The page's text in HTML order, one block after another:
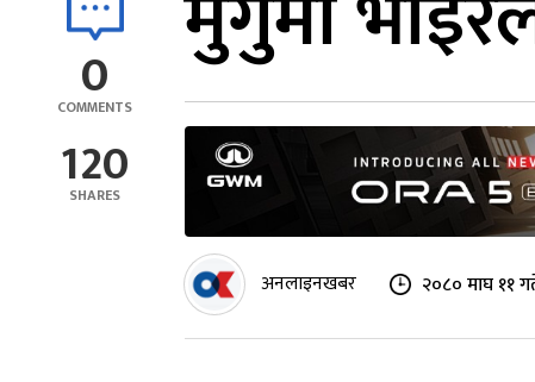
0
COMMENTS
120
SHARES
अनलाइनखबर २०८० माघ ११